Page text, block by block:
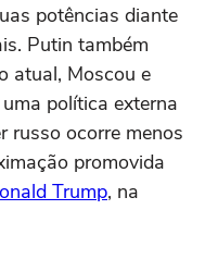
potências diante
Putin também
atual, Moscou e
política externa
russo ocorre menos
promovida
Trump, na